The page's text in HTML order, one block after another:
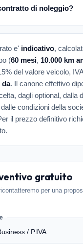
di noleggio?
e' indicativo,
(60 mesi, 10.000 km
del valore veicolo,
da. Il canone effettivo
dagli optional, dalla
condizioni della
il prezzo definitivo
gratuito
per una
/ P.IVA